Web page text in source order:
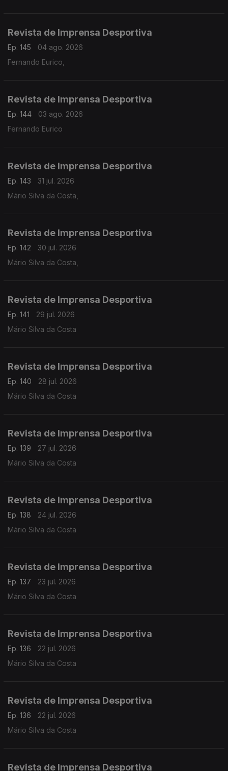
Revista de Imprensa Desportiva
Ep. 145
04 ago. 2026
Fernando Eurico,
Revista de Imprensa Desportiva
Ep. 144
03 ago. 2026
Fernando Eurico
Revista de Imprensa Desportiva
Ep. 143
31 jul. 2026
Mário Silva da Costa,
Revista de Imprensa Desportiva
Ep. 142
30 jul. 2026
Mário Silva da Costa,
Revista de Imprensa Desportiva
Ep. 141
29 jul. 2026
Mário Silva da Costa
Revista de Imprensa Desportiva
Ep. 140
28 jul. 2026
Mário Silva da Costa
Revista de Imprensa Desportiva
Ep. 139
27 jul. 2026
Mário Silva da Costa
Revista de Imprensa Desportiva
Ep. 138
24 jul. 2026
Mário Silva da Costa
Revista de Imprensa Desportiva
Ep. 137
23 jul. 2026
Mário Silva da Costa
Revista de Imprensa Desportiva
Ep. 136
22 jul. 2026
Mário Silva da Costa
Revista de Imprensa Desportiva
Ep. 136
22 jul. 2026
Mário Silva da Costa
Revista de Imprensa Desportiva